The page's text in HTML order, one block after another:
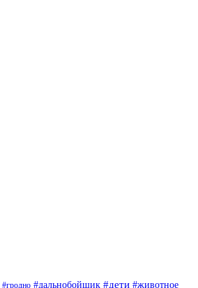
#гродно #дальнобойщик #дети #животное